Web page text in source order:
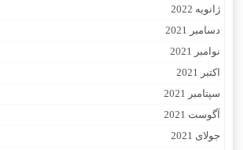
ژانویه 2022
دسامبر 2021
نوامبر 2021
اکتبر 2021
سپتامبر 2021
آگوست 2021
جولای 2021